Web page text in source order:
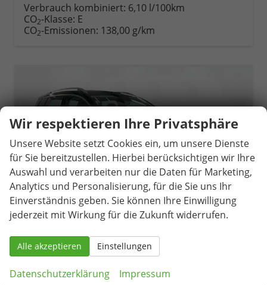
Verbrauch kombiniert: 6,10 l/100km
CO2-Klasse: E
CO2-Emissionen: 138,00 g/km
Selection 1.5 TSI 150PS/110kW DSG 2027
Wir respektieren Ihre Privatsphäre
Unsere Website setzt Cookies ein, um unsere Dienste
für Sie bereitzustellen. Hierbei berücksichtigen wir Ihre
Auswahl und verarbeiten nur die Daten für Marketing,
Analytics und Personalisierung, für die Sie uns Ihr
Einverständnis geben. Sie können Ihre Einwilligung
jederzeit mit Wirkung für die Zukunft widerrufen.
Alle akzeptieren Einstellungen
Datenschutzerklärung Impressum